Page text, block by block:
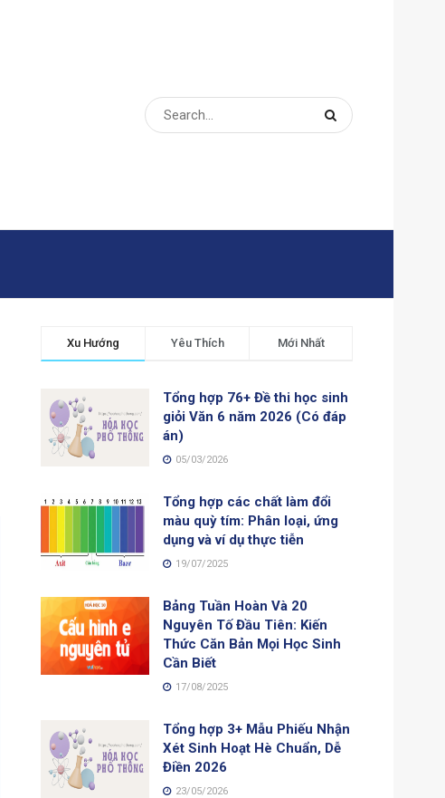
Xu Hướng Yêu Thích Mới Nhất
Tổng hợp 76+ Đề thi học sinh
giỏi Văn 6 năm 2026 (Có đáp
án)
05/03/2026
Tổng hợp các chất làm đổi
màu quỳ tím: Phân loại, ứng
dụng và ví dụ thực tiễn
19/07/2025
Bảng Tuần Hoàn Và 20
Nguyên Tố Đầu Tiên: Kiến
Thức Căn Bản Mọi Học Sinh
Cần Biết
17/08/2025
Tổng hợp 3+ Mẫu Phiếu Nhận
Xét Sinh Hoạt Hè Chuẩn, Dễ
Điền 2026
23/05/2026